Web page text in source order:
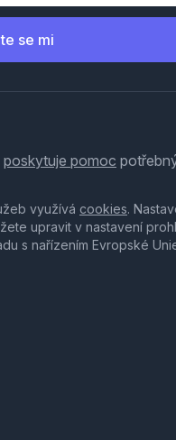
se mi
poskytuje pomoc
využívá cookies.
upravit v nastavení
s nařízením Evropské